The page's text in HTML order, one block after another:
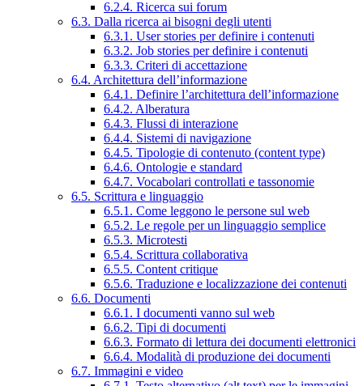
6.2.4. Ricerca sui forum
6.3. Dalla ricerca ai bisogni degli utenti
6.3.1. User stories per definire i contenuti
6.3.2. Job stories per definire i contenuti
6.3.3. Criteri di accettazione
6.4. Architettura dell’informazione
6.4.1. Definire l’architettura dell’informazione
6.4.2. Alberatura
6.4.3. Flussi di interazione
6.4.4. Sistemi di navigazione
6.4.5. Tipologie di contenuto (content type)
6.4.6. Ontologie e standard
6.4.7. Vocabolari controllati e tassonomie
6.5. Scrittura e linguaggio
6.5.1. Come leggono le persone sul web
6.5.2. Le regole per un linguaggio semplice
6.5.3. Microtesti
6.5.4. Scrittura collaborativa
6.5.5. Content critique
6.5.6. Traduzione e localizzazione dei contenuti
6.6. Documenti
6.6.1. I documenti vanno sul web
6.6.2. Tipi di documenti
6.6.3. Formato di lettura dei documenti elettronici
6.6.4. Modalità di produzione dei documenti
6.7. Immagini e video